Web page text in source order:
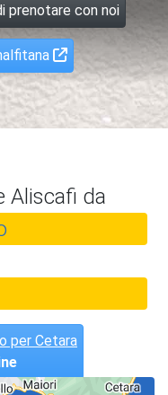
prenotare con noi
Aliscafi da
per Cetara